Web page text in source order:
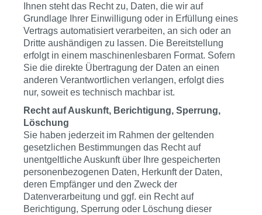
Ihnen steht das Recht zu, Daten, die wir auf
Grundlage Ihrer Einwilligung oder in Erfüllung eines
Vertrags automatisiert verarbeiten, an sich oder an
Dritte aushändigen zu lassen. Die Bereitstellung
erfolgt in einem maschinenlesbaren Format. Sofern
Sie die direkte Übertragung der Daten an einen
anderen Verantwortlichen verlangen, erfolgt dies
nur, soweit es technisch machbar ist.
Recht auf Auskunft, Berichtigung, Sperrung,
Löschung
Sie haben jederzeit im Rahmen der geltenden
gesetzlichen Bestimmungen das Recht auf
unentgeltliche Auskunft über Ihre gespeicherten
personenbezogenen Daten, Herkunft der Daten,
deren Empfänger und den Zweck der
Datenverarbeitung und ggf. ein Recht auf
Berichtigung, Sperrung oder Löschung dieser